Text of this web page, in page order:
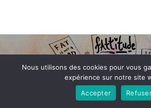
Article précédent
« Fattitude » : une
Nous utilisons des cookies pour vous
expérience sur notre site
Accepter